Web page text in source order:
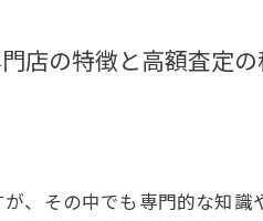
店の特徴と高額査定
、その中でも専門的な知